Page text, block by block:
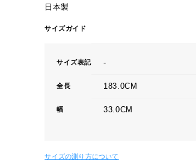
日本製
サイズガイド
サイズ表記 -
全長 183.0CM
幅 33.0CM
サイズの測り方について